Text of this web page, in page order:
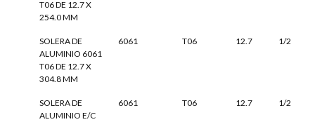
T06 DE 12.7 X
254.0 MM
SOLERA DE
ALUMINIO 6061
T06 DE 12.7 X
304.8 MM
6061 T06 12.7 1/2
SOLERA DE
ALUMINIO E/C
6061 T06 12.7 1/2